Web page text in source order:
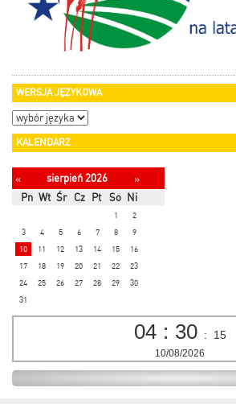
WERSJA JĘZYKOWA
KALENDARZ
« sierpień 2026
»
Pn Wt Śr Cz Pt So Ni
1
2
3
4 5 6 7 8
9
10
11 12 13 14 15
16
17
18 19 20 21 22
23
24
25 26 27 28 29
30
31
04 : 30 : 16
10/08/2026